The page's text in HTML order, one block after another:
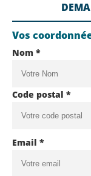
Vos
Nom *
Code postal *
Email *